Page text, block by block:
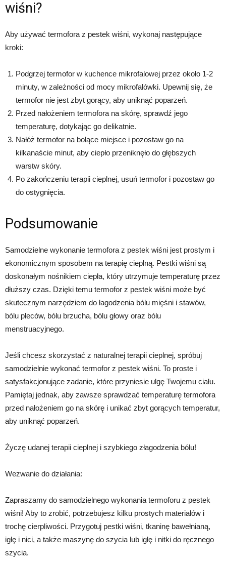
wiśni?
Aby używać termofora z pestek wiśni, wykonaj następujące
kroki:
Podgrzej termofor w kuchence mikrofalowej przez około 1-2
minuty, w zależności od mocy mikrofalówki. Upewnij się, że
termofor nie jest zbyt gorący, aby uniknąć poparzeń.
Przed nałożeniem termofora na skórę, sprawdź jego
temperaturę, dotykając go delikatnie.
Nałóż termofor na bolące miejsce i pozostaw go na
kilkanaście minut, aby ciepło przeniknęło do głębszych
warstw skóry.
Po zakończeniu terapii cieplnej, usuń termofor i pozostaw go
do ostygnięcia.
Podsumowanie
Samodzielne wykonanie termofora z pestek wiśni jest prostym i
ekonomicznym sposobem na terapię cieplną. Pestki wiśni są
doskonałym nośnikiem ciepła, który utrzymuje temperaturę przez
dłuższy czas. Dzięki temu termofor z pestek wiśni może być
skutecznym narzędziem do łagodzenia bólu mięśni i stawów,
bólu pleców, bólu brzucha, bólu głowy oraz bólu
menstruacyjnego.
Jeśli chcesz skorzystać z naturalnej terapii cieplnej, spróbuj
samodzielnie wykonać termofor z pestek wiśni. To proste i
satysfakcjonujące zadanie, które przyniesie ulgę Twojemu ciału.
Pamiętaj jednak, aby zawsze sprawdzać temperaturę termofora
przed nałożeniem go na skórę i unikać zbyt gorących temperatur,
aby uniknąć poparzeń.
Życzę udanej terapii cieplnej i szybkiego złagodzenia bólu!
Wezwanie do działania:
Zapraszamy do samodzielnego wykonania termoforu z pestek
wiśni! Aby to zrobić, potrzebujesz kilku prostych materiałów i
trochę cierpliwości. Przygotuj pestki wiśni, tkaninę bawełnianą,
igłę i nici, a także maszynę do szycia lub igłę i nitki do ręcznego
szycia.